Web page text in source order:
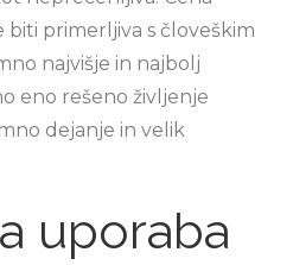
biti primerljiva s človeškim
najvišje in najbolj
eno rešeno življenje
dejanje in velik
uporaba